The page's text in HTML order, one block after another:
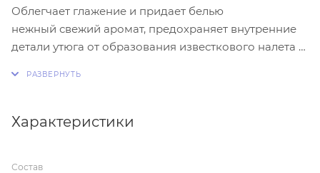
Облегчает глажение и придает белью
нежный свежий аромат, предохраняет внутренние
детали утюга от образования известкового налета и
службы вашего утюга, обеспечивает качественное
Характеристики
Состав